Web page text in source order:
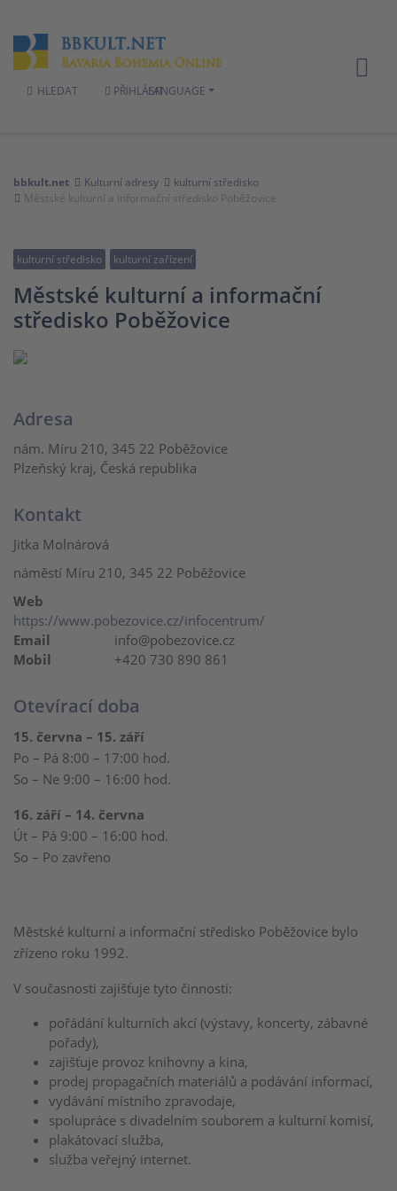
HLEDAT PŘIHLÁSITLANGUAGE
bbkult.net Kulturní adresy
kulturní středisko
Městské kulturní a informační středisko Poběžovice
kulturní středisko kulturní zařízení
Městské kulturní a informační
středisko Poběžovice
Městské kulturní a informační středisko Poběžovice bylo
zřízeno roku 1992.
V současnosti zajišťuje tyto činnosti:
pořádání kulturních akcí (výstavy, koncerty, zábavné
pořady),
zajišťuje provoz knihovny a kina,
prodej propagačních materiálů a podávání informací,
vydávání místního zpravodaje,
spolupráce s divadelním souborem a kulturní komisí,
plakátovací služba,
služba veřejný internet.
Adresa
nám. Míru 210, 345 22 Poběžovice
Plzeňský kraj, Česká republika
Kontakt
Jitka Molnárová
náměstí Míru 210, 345 22 Poběžovice
Web
https://www.pobezovice.cz/infocentrum/
Email
info@pobezovice.cz
Mobil
+420 730 890 861
Otevírací doba
15. června – 15. září
Po – Pá 8:00 – 17:00 hod.
So – Ne 9:00 – 16:00 hod.
16. září – 14. června
Út – Pá 9:00 – 16:00 hod.
So – Po zavřeno